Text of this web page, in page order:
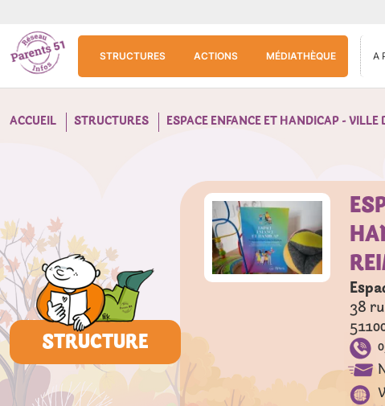
STRUCTURES ACTIONS MÉDIATHÈQUE A
ACCUEIL STRUCTURES ESPACE ENFANCE ET HANDICAP - VILLE
STRUCTURE
38